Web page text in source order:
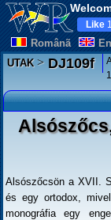
Românã
Like
UTAK>DJ109f
Alsószőcsön a XVII.
és egy ortodox,
monográfia egy